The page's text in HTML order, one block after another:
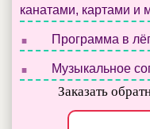
канатами, картами и
. Программа в
. Музыкальное
Заказать